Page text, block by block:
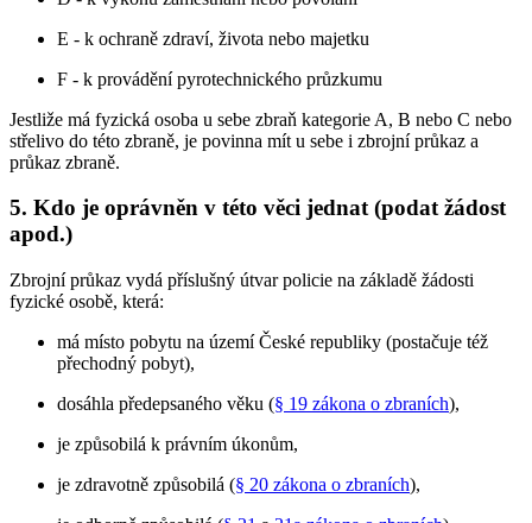
E - k ochraně zdraví, života nebo majetku
F - k provádění pyrotechnického průzkumu
Jestliže má fyzická osoba u sebe zbraň kategorie A, B nebo C nebo
střelivo do této zbraně, je povinna mít u sebe i zbrojní průkaz a
průkaz zbraně.
5. Kdo je oprávněn v této věci jednat (podat žádost
apod.)
Zbrojní průkaz vydá příslušný útvar policie na základě žádosti
fyzické osobě, která:
má místo pobytu na území České republiky (postačuje též
přechodný pobyt),
dosáhla předepsaného věku (§ 19 zákona o zbraních),
je způsobilá k právním úkonům,
je zdravotně způsobilá (§ 20 zákona o zbraních),